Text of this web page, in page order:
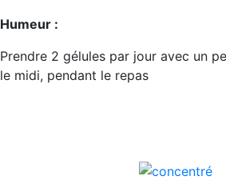
Humeur :
Prendre 2 gélules par jour avec un
le midi, pendant le repas